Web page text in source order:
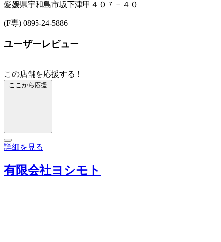
愛媛県宇和島市坂下津甲４０７－４０
(F専) 0895-24-5886
ユーザーレビュー
この店舗を応援する！
ここから応援
詳細を見る
有限会社ヨシモト